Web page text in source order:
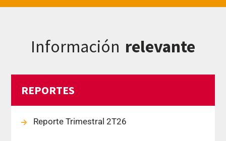
Información relevante
REPORTES
Reporte Trimestral 2T26